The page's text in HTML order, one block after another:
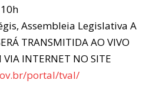
Assembleia Legislativa A
TRANSMITIDA AO VIVO
INTERNET NO SITE
portal/tval/